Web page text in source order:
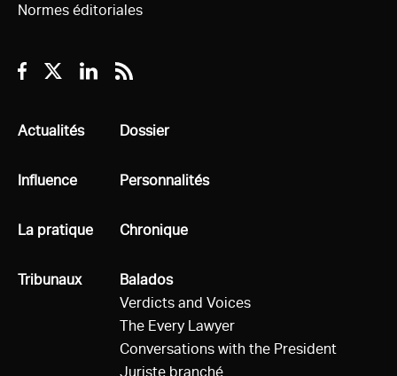
Normes éditoriales
Facebook
TwitterLinkedin
RSS
Tous
Actualités
Tous
Influence
Tous
La pratique
Tous
Tribunaux
Tous
Dossier
Tous
Personnalités
Tous
Chronique
Tous
Balados
Verdicts and Voices
The Every Lawyer
Conversations with the President
Juriste branché